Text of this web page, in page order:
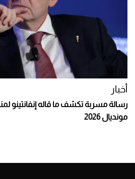
أخبار
رسالة مسربة تكشف ما قاله إنفانتينو
مونديال 2026